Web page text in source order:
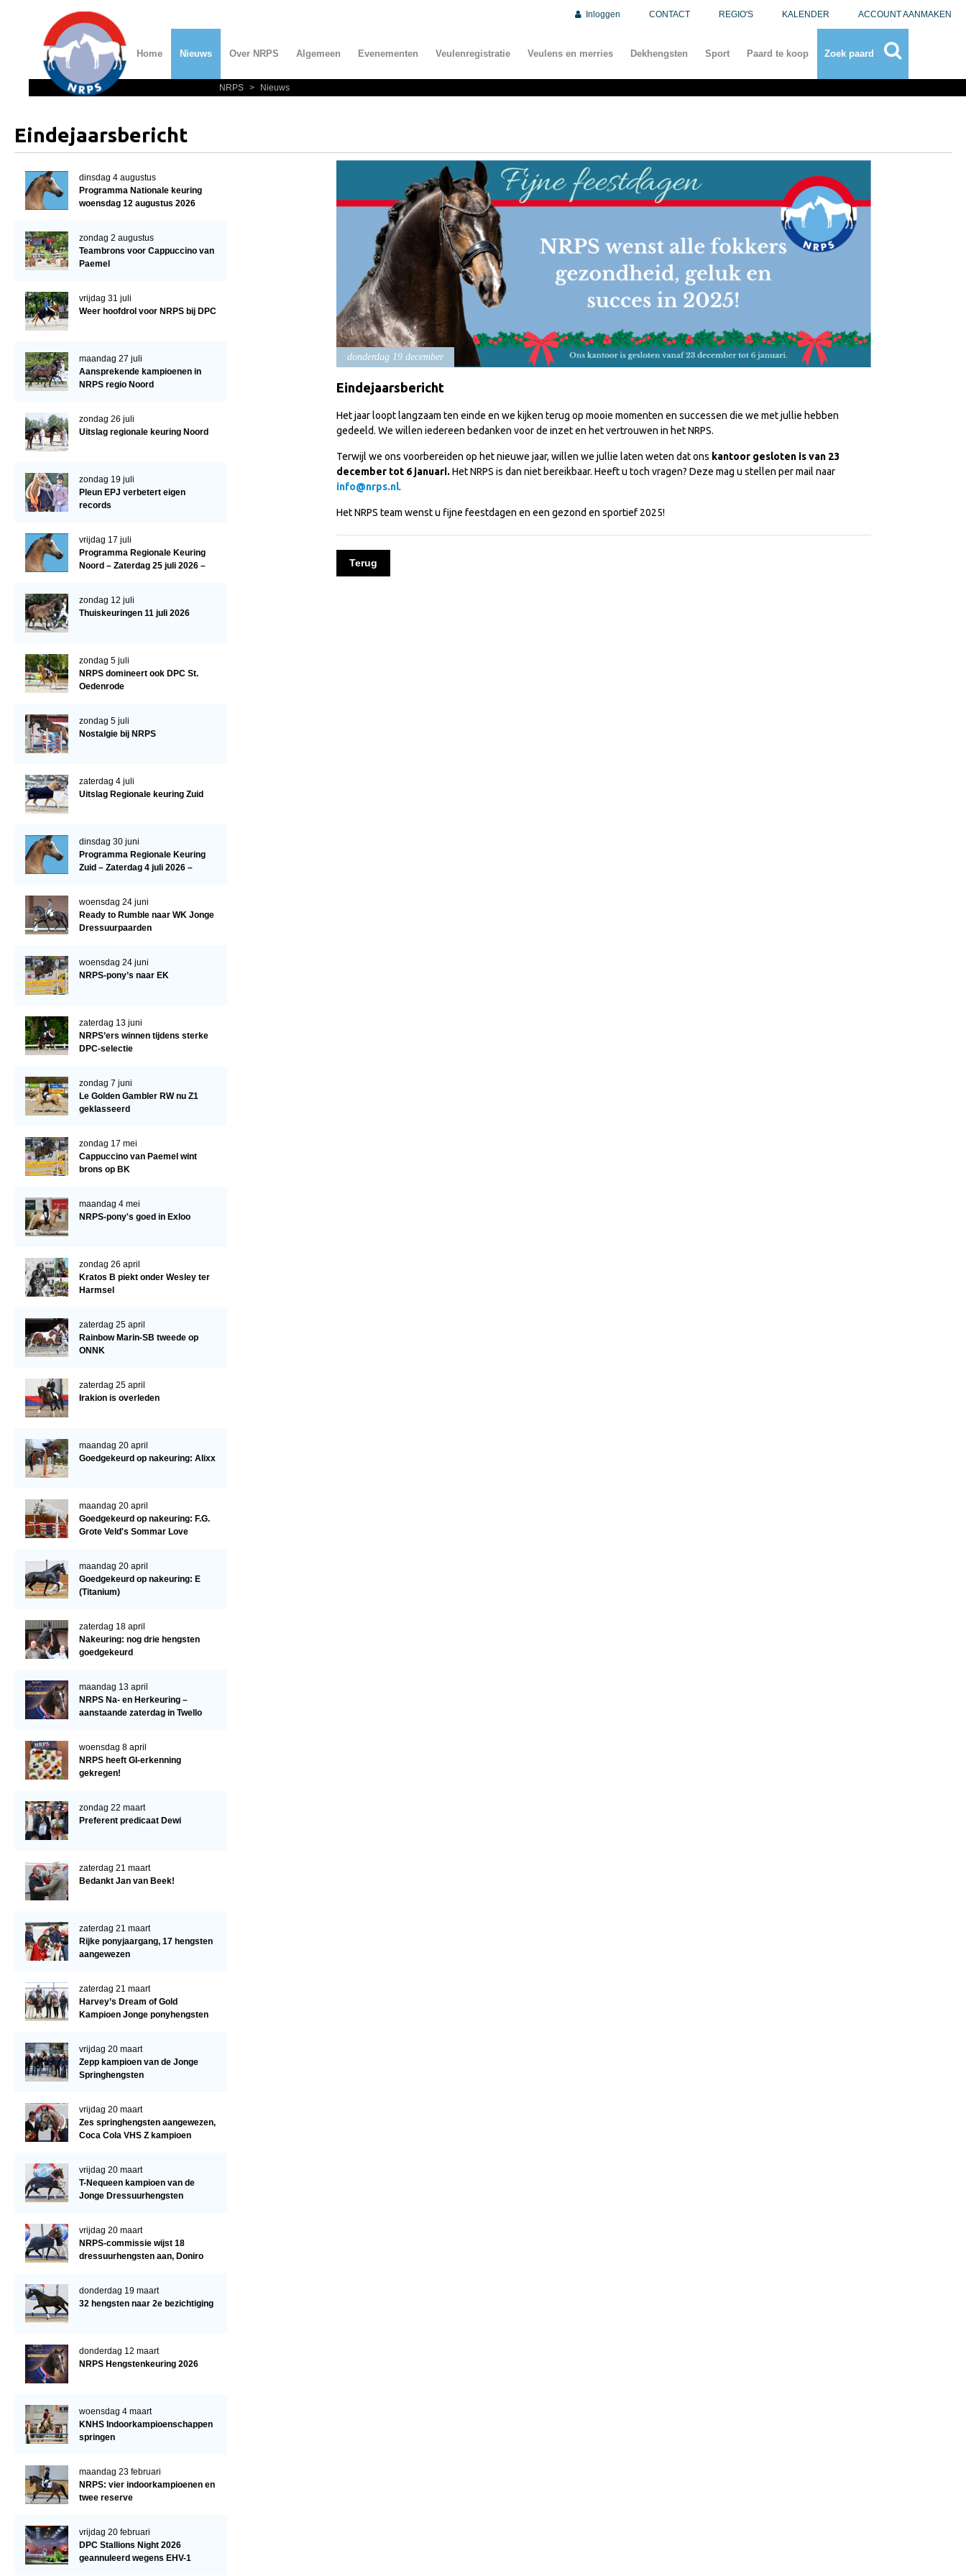
Inloggen CONTACT REGIO'S KALENDER ACCOUNT AANMAKEN
Home Nieuws Over NRPS Algemeen Evenementen Veulenregistratie Veulens en merries Dekhengsten Sport Paard te koop Zoek paard
Over NRPS
Lidmaatschap NRPS
Lid worden
Statuten en reglementen
Privacyverklaring
Algemeen
Import registratie
Veulenregistratie
I&R Registratie
Informatie overschrijven paspoort
Animal Health Regulation
Marktplaats
Tarievenlijst
Veel gestelde vragen
Webshop
NRPS Select Sale
Hengstenkeuring
Late Veulenkeuring
Wereldkampioenschap Jonge Paarden
Evenementen
Arabissimo
Veulenregistratie
Veulens en merries
Zoek een NRPS paard
Informatie aan je paard of pony toevoegen
Onze fokkerij
Fokkerij informatie
Fokprogramma's en registratie
Veulen registratie
Predicaten
Cornage
WBSFH
Zoek een hengst
Hengstenselectie
Informatie Hengstenkeuring
Verrichtingsonderzoek NRPS
Verrichtingsonderzoek 2025-2026
Verrichtingsonderzoek 2024-2025
Verrichtingsonderzoek 2023-2024
Verrichtingsonderzoek 2021-2022
Verrichtingsonderzoek 2020-2021
Verrichtingsonderzoek 2019-2020
Sport
Inloggen
REGIO'S
Regio Noord
Bestuur Regio Noord
Regio Midden
Regio West
Regio Zuid
Bestuur Regio Zuid
KALENDER
ACCOUNT AANMAKEN
NRPS > Nieuws
Eindejaarsbericht
donderdag 19 december
Eindejaarsbericht
Het jaar loopt langzaam ten einde en we kijken terug op mooie momenten en successen die we met jullie hebben
gedeeld. We willen iedereen bedanken voor de inzet en het vertrouwen in het NRPS.
Terwijl we ons voorbereiden op het nieuwe jaar, willen we jullie laten weten dat ons kantoor gesloten is van 23
december tot 6 januari. Het NRPS is dan niet bereikbaar. Heeft u toch vragen? Deze mag u stellen per mail naar
info@nrps.nl.
Het NRPS team wenst u fijne feestdagen en een gezond en sportief 2025!
Terug
dinsdag 4 augustus
Programma Nationale keuring
woensdag 12 augustus 2026
zondag 2 augustus
Teambrons voor Cappuccino van
Paemel
vrijdag 31 juli
Weer hoofdrol voor NRPS bij DPC
maandag 27 juli
Aansprekende kampioenen in
NRPS regio Noord
zondag 26 juli
Uitslag regionale keuring Noord
zondag 19 juli
Pleun EPJ verbetert eigen
records
vrijdag 17 juli
Programma Regionale Keuring
Noord – Zaterdag 25 juli 2026 –
zondag 12 juli
Thuiskeuringen 11 juli 2026
zondag 5 juli
NRPS domineert ook DPC St.
Oedenrode
zondag 5 juli
Nostalgie bij NRPS
zaterdag 4 juli
Uitslag Regionale keuring Zuid
dinsdag 30 juni
Programma Regionale Keuring
Zuid – Zaterdag 4 juli 2026 –
woensdag 24 juni
Ready to Rumble naar WK Jonge
Dressuurpaarden
woensdag 24 juni
NRPS-pony’s naar EK
zaterdag 13 juni
NRPS’ers winnen tijdens sterke
DPC-selectie
zondag 7 juni
Le Golden Gambler RW nu Z1
geklasseerd
zondag 17 mei
Cappuccino van Paemel wint
brons op BK
maandag 4 mei
NRPS-pony's goed in Exloo
zondag 26 april
Kratos B piekt onder Wesley ter
Harmsel
zaterdag 25 april
Rainbow Marin-SB tweede op
ONNK
zaterdag 25 april
Irakion is overleden
maandag 20 april
Goedgekeurd op nakeuring: Alixx
maandag 20 april
Goedgekeurd op nakeuring: F.G.
Grote Veld's Sommar Love
maandag 20 april
Goedgekeurd op nakeuring: E
(Titanium)
zaterdag 18 april
Nakeuring: nog drie hengsten
goedgekeurd
maandag 13 april
NRPS Na- en Herkeuring –
aanstaande zaterdag in Twello
woensdag 8 april
NRPS heeft GI-erkenning
gekregen!
zondag 22 maart
Preferent predicaat Dewi
zaterdag 21 maart
Bedankt Jan van Beek!
zaterdag 21 maart
Rijke ponyjaargang, 17 hengsten
aangewezen
zaterdag 21 maart
Harvey’s Dream of Gold
Kampioen Jonge ponyhengsten
vrijdag 20 maart
Zepp kampioen van de Jonge
Springhengsten
vrijdag 20 maart
Zes springhengsten aangewezen,
Coca Cola VHS Z kampioen
vrijdag 20 maart
T-Nequeen kampioen van de
Jonge Dressuurhengsten
vrijdag 20 maart
NRPS-commissie wijst 18
dressuurhengsten aan, Doniro
donderdag 19 maart
32 hengsten naar 2e bezichtiging
donderdag 12 maart
NRPS Hengstenkeuring 2026
woensdag 4 maart
KNHS Indoorkampioenschappen
springen
maandag 23 februari
NRPS: vier indoorkampioenen en
twee reserve
vrijdag 20 februari
DPC Stallions Night 2026
geannuleerd wegens EHV-1